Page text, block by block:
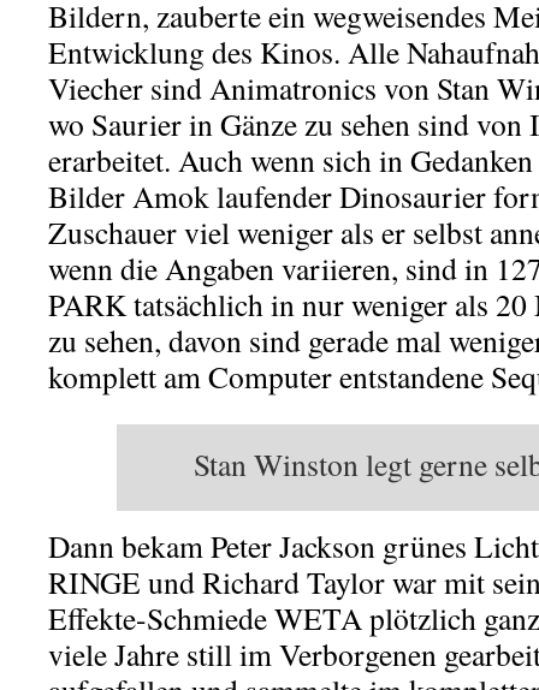
Bildern, zauberte ein wegweisendes
Entwicklung des Kinos. Alle
Viecher sind Animatronics von Stan
wo Saurier in Gänze zu sehen sind
erarbeitet. Auch wenn sich in
Bilder Amok laufender Dinosaurier
Zuschauer viel weniger als er selbst
wenn die Angaben variieren, sind in
PARK tatsächlich in nur weniger als
zu sehen, davon sind gerade mal
komplett am Computer entstandene
Stan Winston legt gerne
Dann bekam Peter Jackson grünes
RINGE und Richard Taylor war mit
Effekte-Schmiede WETA plötzlich
viele Jahre still im Verborgenen